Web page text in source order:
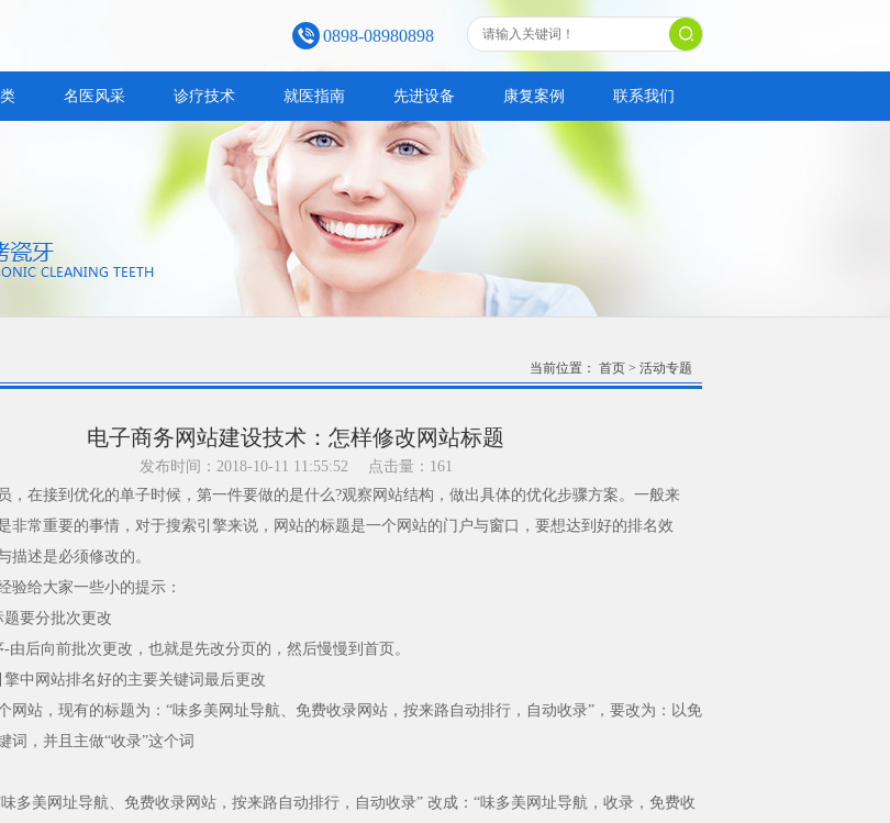
0898-08980898
名医风采 诊疗技术 就医指南 先进设备 康复案例 联系我们
当前位置： 首页 > 活动专题
电子商务网站建设技术：怎样修改网站标题
发布时间：2018-10-11 11:55:52 点击量： 161
，在接到优化的单子时候，第一件要做的是什么?观察网站结构，做出具体的优化步骤方案。一般来
非常重要的事情，对于搜索引擎来说，网站的标题是一个网站的门户与窗口，要想达到好的排名效
描述是必须修改的。
给大家一些小的提示：
要分批次更改
后向前批次更改，也就是先改分页的，然后慢慢到首页。
网站排名好的主要关键词最后更改
站，现有的标题为：“味多美网址导航、免费收录网站，按来路自动排行，自动收录”，要改为：以免
词，并且主做“收录”这个词
美网址导航、免费收录网站，按来路自动排行，自动收录” 改成：“味多美网址导航，收录，免费收